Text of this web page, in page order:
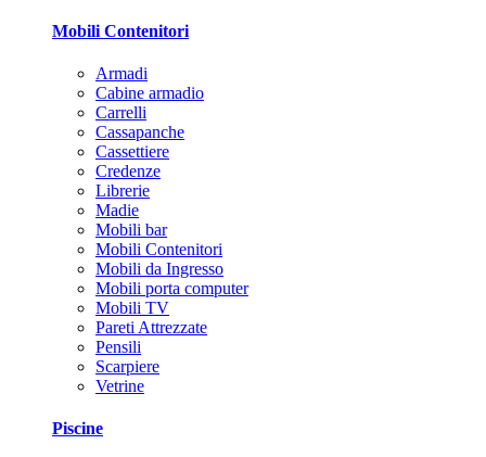
Mobili Contenitori
Armadi
Cabine armadio
Carrelli
Cassapanche
Cassettiere
Credenze
Librerie
Madie
Mobili bar
Mobili Contenitori
Mobili da Ingresso
Mobili porta computer
Mobili TV
Pareti Attrezzate
Pensili
Scarpiere
Vetrine
Piscine